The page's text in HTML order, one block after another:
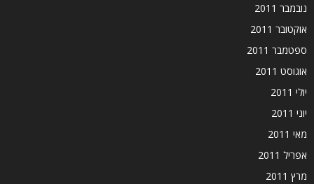
נובמבר 2011
אוקטובר 2011
ספטמבר 2011
אוגוסט 2011
יולי 2011
יוני 2011
מאי 2011
אפריל 2011
מרץ 2011